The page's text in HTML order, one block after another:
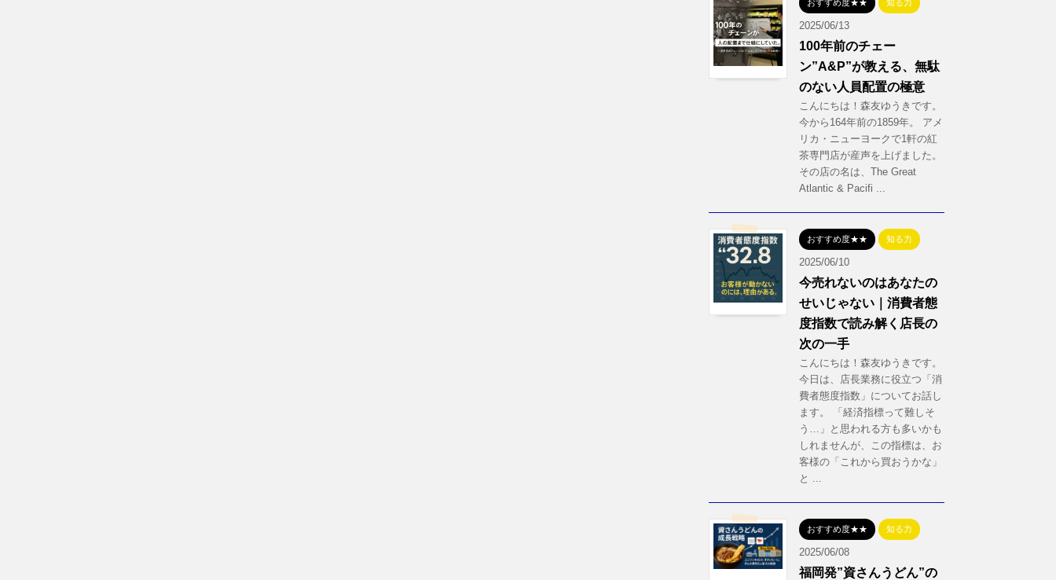
おすすめ度★★ 知る力
2025/06/13
100年前のチェー
ン”A&P”が教える、無駄
のない人員配置の極意
こんにちは！森友ゆうきです。
今から164年前の1859年。 アメ
リカ・ニューヨークで1軒の紅
茶専門店が産声を上げました。
その店の名は、The Great
Atlantic & Pacifi ...
おすすめ度★★ 知る力
2025/06/10
今売れないのはあなたの
せいじゃない｜消費者態
度指数で読み解く店長の
次の一手
こんにちは！森友ゆうきです。
今日は、店長業務に役立つ「消
費者態度指数」についてお話し
ます。 「経済指標って難しそ
う…」と思われる方も多いかも
しれませんが、この指標は、お
客様の「これから買おうかな」
と ...
おすすめ度★★ 知る力
2025/06/08
福岡発”資さんうどん”の